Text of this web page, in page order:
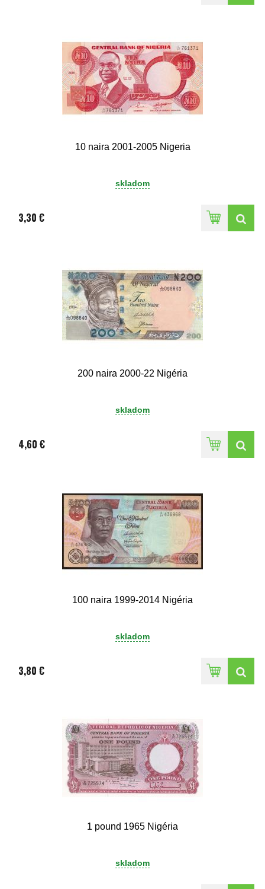
10 naira 2001-2005 Nigeria
skladom
3,30 €
200 naira 2000-22 Nigéria
skladom
4,60 €
100 naira 1999-2014 Nigéria
skladom
3,80 €
1 pound 1965 Nigéria
skladom